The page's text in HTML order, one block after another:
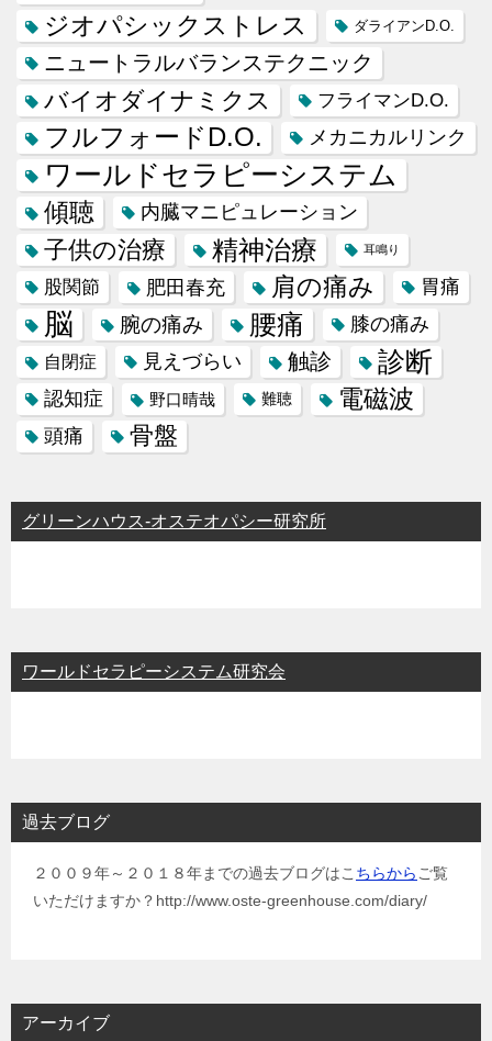
ジオパシックストレス ダライアンD.O.
ニュートラルバランステクニック
バイオダイナミクス フライマンD.O.
フルフォードD.O. メカニカルリンク
ワールドセラピーシステム
傾聴 内臓マニピュレーション
子供の治療 精神治療 耳鳴り
股関節 肥田春充 肩の痛み 胃痛
脳 腕の痛み 腰痛 膝の痛み
自閉症 見えづらい 触診 診断
認知症 野口晴哉 難聴 電磁波
頭痛 骨盤
グリーンハウス-オステオパシー研究所
ワールドセラピーシステム研究会
過去ブログ
２００９年～２０１８年までの過去ブログはこ ちらから ご覧
いただけますか？http://www.oste-greenhouse.com/diary/
アーカイブ